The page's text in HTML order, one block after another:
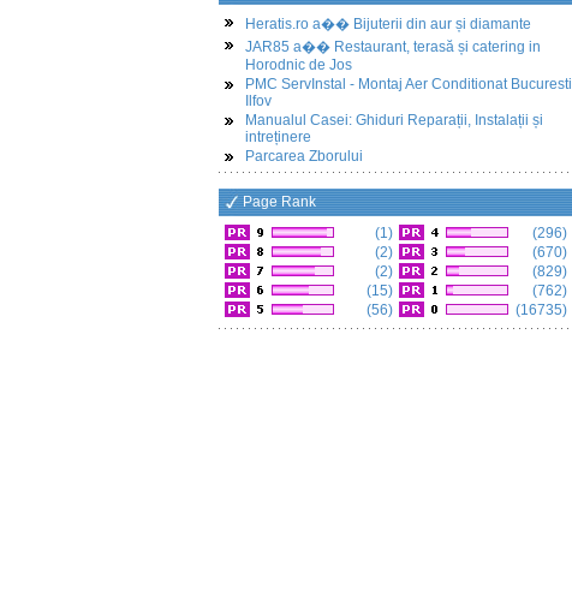
Heratis.ro a�� Bijuterii din aur și diamante
JAR85 a�� Restaurant, terasă și catering in
Horodnic de Jos
PMC ServInstal - Montaj Aer Conditionat Bucuresti
Ilfov
Manualul Casei: Ghiduri Reparații, Instalații și
intreținere
Parcarea Zborului
Page Rank
(1)
(2)
(2)
(15)
(56)
(296)
(670)
(829)
(762)
(16735)